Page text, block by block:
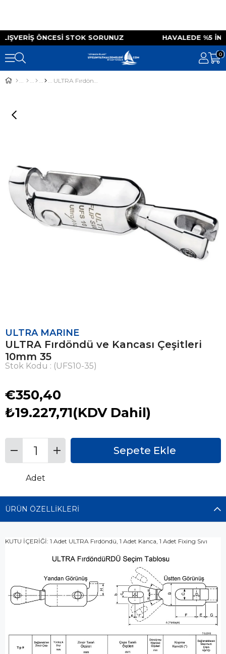
ÖNCESI STOK SORUNUZ HAVALEDE
0
ULTRA Fırdöndü ve Kancası Çeşitleri 10mm 35
ULTRA MARINE
ULTRA Fırdöndü ve Kancası Çeşitleri
10mm 35
Stok Kodu (UFS10-35)
€350,40
₺19.227,71(KDV Dahil)
Adet
ÜRÜN ÖZELLIKLERI
KUTU İÇERİĞİ: 1 Adet ULTRA Fırdöndü, 1 Adet Kanca, 1 Adet Fixing Sıvı